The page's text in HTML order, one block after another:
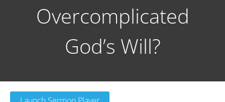
Overcomplicated
God’s Will?